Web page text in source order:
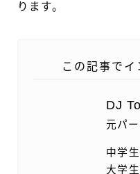
ります。
この記事で
DJ
元パ
中学
大学